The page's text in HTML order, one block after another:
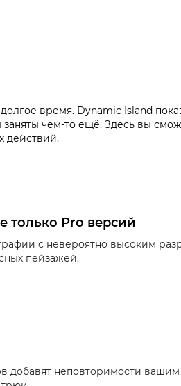
время. Dynamic Island
чем-то ещё. Здесь вы
действий.
только Pro версий
с невероятно высоким
пейзажей.
неповторимости